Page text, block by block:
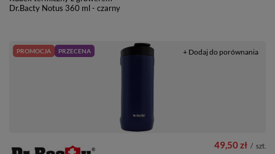
Dr.Bacty Notus 360 ml - czarny
PROMOCJA PRZECENA
49,50 zł / szt.
+ Dodaj do porównania